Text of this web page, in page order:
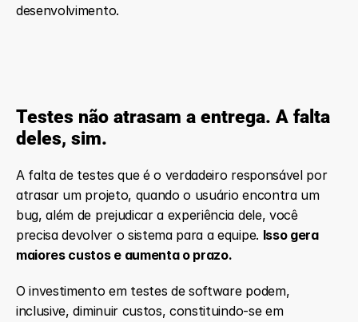
desenvolvimento.
Testes não atrasam a entrega. A falta
deles, sim.
A falta de testes que é o verdadeiro responsável por
atrasar um projeto, quando o usuário encontra um
bug, além de prejudicar a experiência dele, você
precisa devolver o sistema para a equipe. Isso gera
maiores custos e aumenta o prazo.
O investimento em testes de software podem,
inclusive, diminuir custos, constituindo-se em